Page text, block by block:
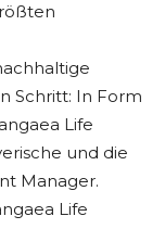
Schritt: In Form
Life
und die
Manager.
Life